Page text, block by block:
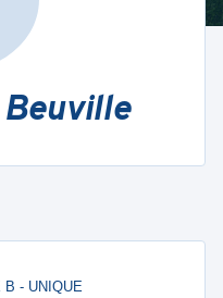
B - UNIQUE